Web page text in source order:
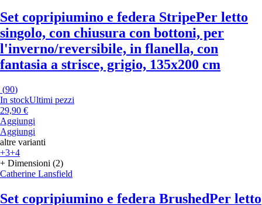
Set copripiumino e federa StripePer letto
singolo, con chiusura con bottoni, per
l'inverno/reversibile, in flanella, con
fantasia a strisce, grigio, 135x200 cm
(90)
In stockUltimi pezzi
29,90 €
Aggiungi
Aggiungi
altre varianti
+3+4
+ Dimensioni (2)
Catherine Lansfield
Set copripiumino e federa BrushedPer letto